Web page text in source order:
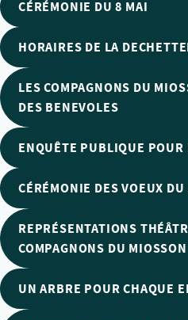
CÉRÉMONIE DU 8 MAI
HORAIRES DE LA
LES COMPAGNONS DU
DES BENEVOLES
ENQUÊTE PUBLIQUE POUR
CÉRÉMONIE DES VOEUX
REPRÉSENTATIONS
COMPAGNONS DU MIOSSON
UN ARBRE POUR CHAQUE